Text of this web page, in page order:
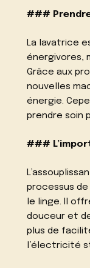
###
La lavatrice
énergivores,
Grâce aux
nouvelles
énergie.
prendre soin
###
processus
le linge. Il
douceur et
plus de
l’électricité